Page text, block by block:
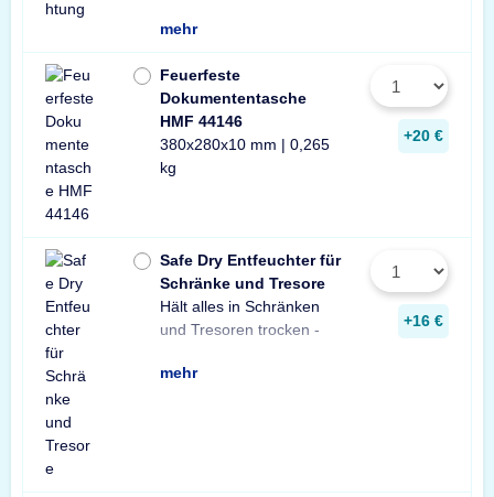
mehr
Feuerfeste
Dokumententasche
HMF 44146
380x280x10 mm | 0,265
kg
+20 €
Safe Dry Entfeuchter für
Schränke und Tresore
Hält alles in Schränken
und Tresoren trocken -
Praktischer Entfeuchter
aus Naturgranulat für
Tresore und Schränke
gegen Rost, Schimmel
mehr
+16 €